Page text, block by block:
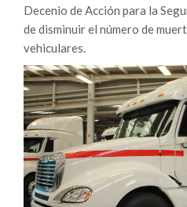
Decenio de Acción para la
de disminuir el número de
vehiculares.